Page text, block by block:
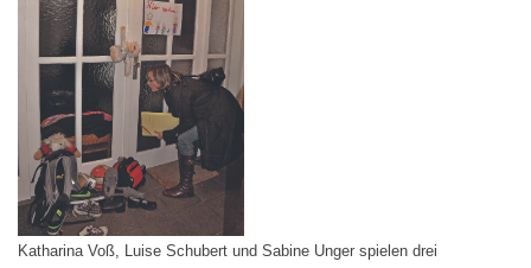
Katharina Voß, Luise Schubert und Sabine Unger spielen drei